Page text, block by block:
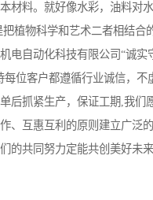
材料。就好像水彩，油料对
植物科学和艺术二者相结合
电自动化科技有限公司“诚实
每位客户都遵循行业诚信，不
后抓紧生产，保证工期,我们
、互惠互利的原则建立广泛
的共同努力定能共创美好未来